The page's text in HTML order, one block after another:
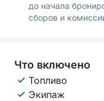
до начала
сборов и
Что включено
Топливо
Экипаж